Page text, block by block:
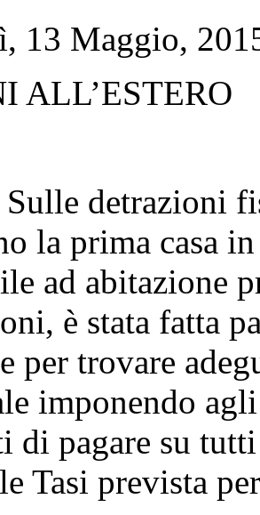
13 Maggio,
ALL’ESTERO
detrazioni
la prima casa
ad abitazione
è stata fatta
per trovare
imponendo
di pagare su
Tasi prevista